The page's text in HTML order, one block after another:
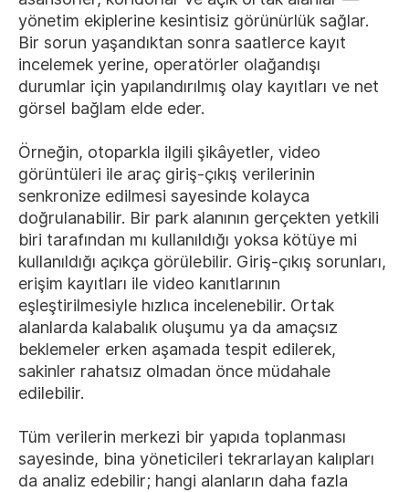
yönetim ekiplerine kesintisiz görünürlük sağlar.
Bir sorun yaşandıktan sonra saatlerce kayıt
incelemek yerine, operatörler olağandışı
durumlar için yapılandırılmış olay kayıtları ve net
görsel bağlam elde eder.
Örneğin, otoparkla ilgili şikâyetler, video
görüntüleri ile araç giriş-çıkış verilerinin
senkronize edilmesi sayesinde kolayca
doğrulanabilir. Bir park alanının gerçekten yetkili
biri tarafından mı kullanıldığı yoksa kötüye mi
kullanıldığı açıkça görülebilir. Giriş-çıkış sorunları,
erişim kayıtları ile video kanıtlarının
eşleştirilmesiyle hızlıca incelenebilir. Ortak
alanlarda kalabalık oluşumu ya da amaçsız
beklemeler erken aşamada tespit edilerek,
sakinler rahatsız olmadan önce müdahale
edilebilir.
Tüm verilerin merkezi bir yapıda toplanması
sayesinde, bina yöneticileri tekrarlayan kalıpları
da analiz edebilir; hangi alanların daha fazla